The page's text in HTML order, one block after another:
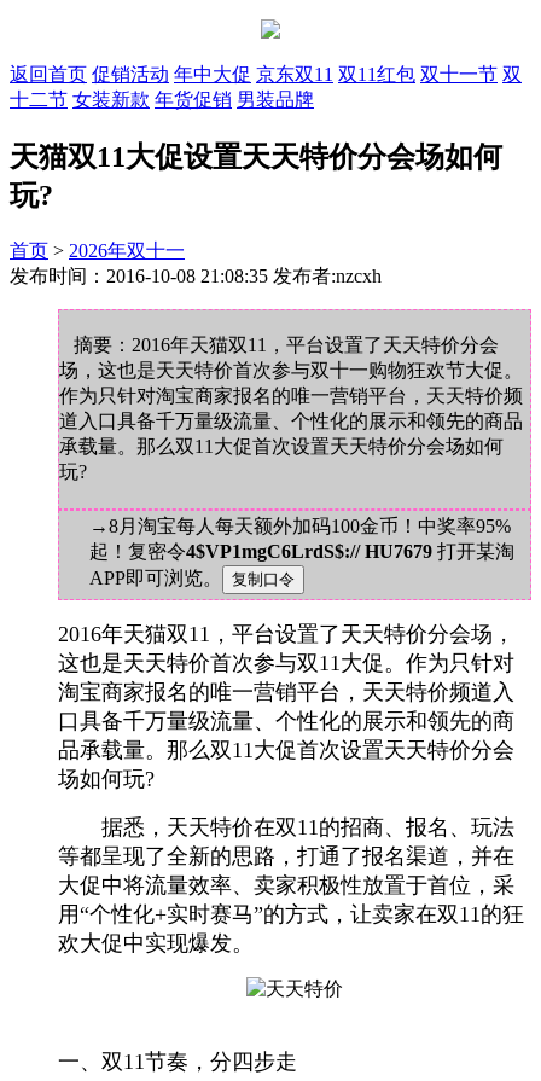
返回首页 促销活动 年中大促 京东双11 双11红包 双十一节 双
十二节 女装新款 年货促销 男装品牌
天猫双11大促设置天天特价分会场如何
玩?
首页 > 2026年双十一
发布时间：2016-10-08 21:08:35 发布者:nzcxh
摘要：2016年天猫双11，平台设置了天天特价分会
场，这也是天天特价首次参与双十一购物狂欢节大促。
作为只针对淘宝商家报名的唯一营销平台，天天特价频
道入口具备千万量级流量、个性化的展示和领先的商品
承载量。那么双11大促首次设置天天特价分会场如何
玩?
→8月淘宝每人每天额外加码100金币！中奖率95%
起！复密令4$VP1mgC6LrdS$:// HU7679 打开某淘
APP即可浏览。
2016年天猫双11，平台设置了天天特价分会场，
这也是天天特价首次参与双11大促。作为只针对
淘宝商家报名的唯一营销平台，天天特价频道入
口具备千万量级流量、个性化的展示和领先的商
品承载量。那么双11大促首次设置天天特价分会
场如何玩?
据悉，天天特价在双11的招商、报名、玩法
等都呈现了全新的思路，打通了报名渠道，并在
大促中将流量效率、卖家积极性放置于首位，采
用“个性化+实时赛马”的方式，让卖家在双11的狂
欢大促中实现爆发。
一、双11节奏，分四步走